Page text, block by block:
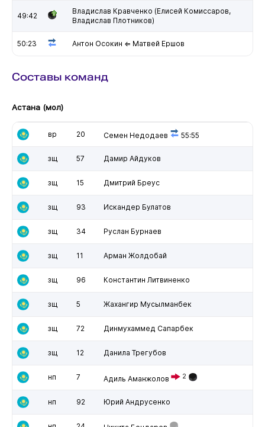
49:42
Владислав Кравченко (Елисей Комиссаров,
Владислав Плотников)
50:23 Антон Осокин ⇐ Матвей Ершов
Составы команд
Астана (мол)
вр 20 Семен Недодаев 55:55
зщ 57 Дамир Айдуков
зщ 15 Дмитрий Бреус
зщ 93 Искандер Булатов
зщ 34 Руслан Бурнаев
зщ 11 Арман Жолдобай
зщ 96 Константин Литвиненко
зщ 5 Жахангир Мусылманбек
зщ 72 Динмухаммед Сапарбек
зщ 12 Данила Трегубов
нп 7 Адиль Аманжолов 2
нп 92 Юрий Андрусенко